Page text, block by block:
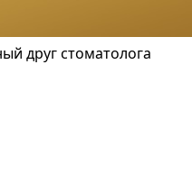
друг стоматолога